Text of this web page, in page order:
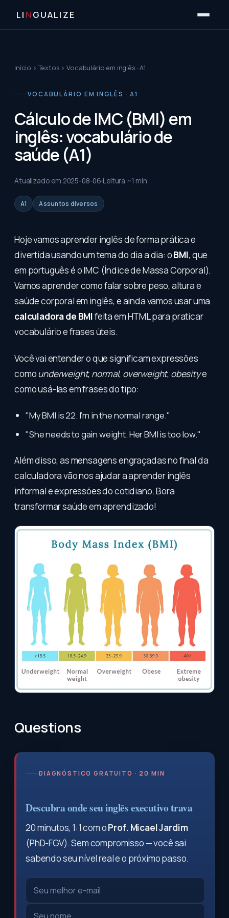
LI NGUALIZE
Início ›Textos ›Vocabulário em inglês · A1
VOCABULÁRIO EM INGLÊS · A1
Cálculo de IMC (BMI) em
inglês: vocabulário de
saúde (A1)
Atualizado em 2025-08-06 Leitura ~1 min
A1 Assuntos diversos
Hoje vamos aprender inglês de forma prática e
divertida usando um tema do dia a dia: oBMI, que
em português é o IMC (Índice de Massa Corporal).
Vamos aprender como falar sobre peso, altura e
saúde corporal em inglês, e ainda vamos usar uma
calculadora de BMIfeita em HTML para praticar
vocabulário e frases úteis.
Você vai entender o que significam expressões
como underweight, normal, overweight, obesitye
como usá-las em frases do tipo:
"My BMI is 22. I’m in the normal range."
"She needs to gain weight. Her BMI is too low."
Além disso, as mensagens engraçadas no final da
calculadora vão nos ajudar a aprender inglês
informal e expressões do cotidiano. Bora
transformar saúde em aprendizado!
Questions
DIAGNÓSTICO GRATUITO · 20 MIN
Descubra onde seu inglês executivo trava
20 minutos, 1:1 com oProf. Micael Jardim
(PhD-FGV). Sem compromisso — você sai
sabendo seu nível real e o próximo passo.